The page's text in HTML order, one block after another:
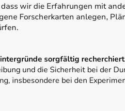
wir die Erfahrungen mit
Forscherkarten anlegen,
sorgfältig
und die Sicherheit bei der
insbesondere bei den